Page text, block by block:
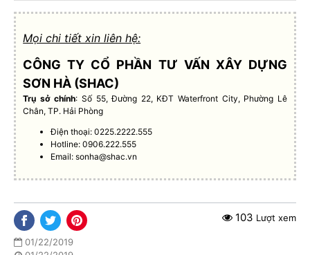
Mọi chi tiết xin liên hệ:
CÔNG TY CỔ PHẦN TƯ VẤN XÂY DỰNG
SƠN HÀ (SHAC)
Trụ sở chính: Số 55, Đường 22, KĐT Waterfront City, Phường Lê
Chân, TP. Hải Phòng
Điện thoại: 0225.2222.555
Hotline: 0906.222.555
Email:sonha@shac.vn
01/22/2019
103 Lượt xem